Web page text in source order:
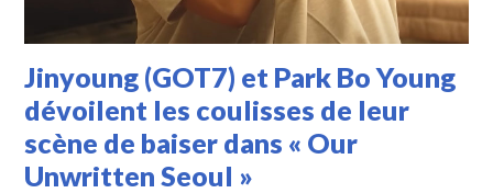
Jinyoung (GOT7) et Park Bo Young
dévoilent les coulisses de leur
scène de baiser dans « Our
Unwritten Seoul »